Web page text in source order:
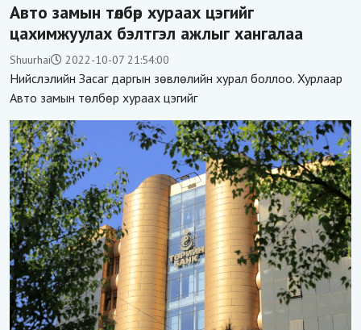
Авто замын төлбөр хураах цэгийг
цахимжуулах бэлтгэл ажлыг хангалаа
Shuurhai 2022-10-07 21:54:00
Нийслэлийн Засаг даргын зөвлөлийн хурал боллоо. Хурлаар
Авто замын төлбөр хураах цэгийг